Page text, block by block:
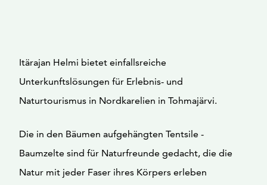
Itärajan Helmi bietet einfallsreiche
Unterkunftslösungen für Erlebnis- und
Naturtourismus in Nordkarelien in Tohmajärvi.
Die in den Bäumen aufgehängten Tentsile -
Baumzelte sind für Naturfreunde gedacht, die die
Natur mit jeder Faser ihres Körpers erleben